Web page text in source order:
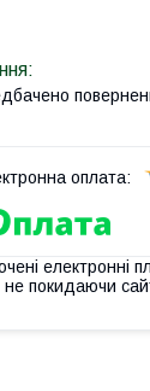
електронні
покидаючи